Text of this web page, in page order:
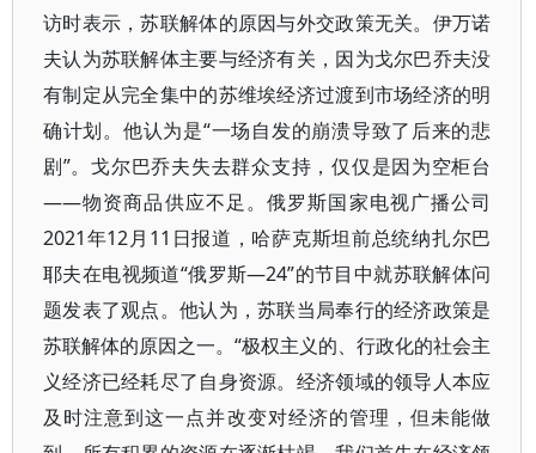
访时表示，苏联解体的原因与外交政策无关。伊万诺
夫认为苏联解体主要与经济有关，因为戈尔巴乔夫没
有制定从完全集中的苏维埃经济过渡到市场经济的明
确计划。他认为是“一场自发的崩溃导致了后来的悲
剧”。戈尔巴乔夫失去群众支持，仅仅是因为空柜台
——物资商品供应不足。俄罗斯国家电视广播公司
2021年12月11日报道，哈萨克斯坦前总统纳扎尔巴
耶夫在电视频道“俄罗斯—24”的节目中就苏联解体问
题发表了观点。他认为，苏联当局奉行的经济政策是
苏联解体的原因之一。“极权主义的、行政化的社会主
义经济已经耗尽了自身资源。经济领域的领导人本应
及时注意到这一点并改变对经济的管理，但未能做